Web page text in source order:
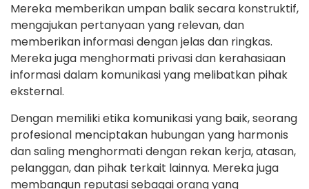
Mereka memberikan umpan balik secara konstruktif,
mengajukan pertanyaan yang relevan, dan
memberikan informasi dengan jelas dan ringkas.
Mereka juga menghormati privasi dan kerahasiaan
informasi dalam komunikasi yang melibatkan pihak
eksternal.
Dengan memiliki etika komunikasi yang baik, seorang
profesional menciptakan hubungan yang harmonis
dan saling menghormati dengan rekan kerja, atasan,
pelanggan, dan pihak terkait lainnya. Mereka juga
membangun reputasi sebagai orang yang